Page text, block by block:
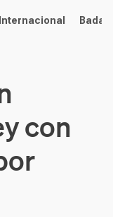
Internacional
con